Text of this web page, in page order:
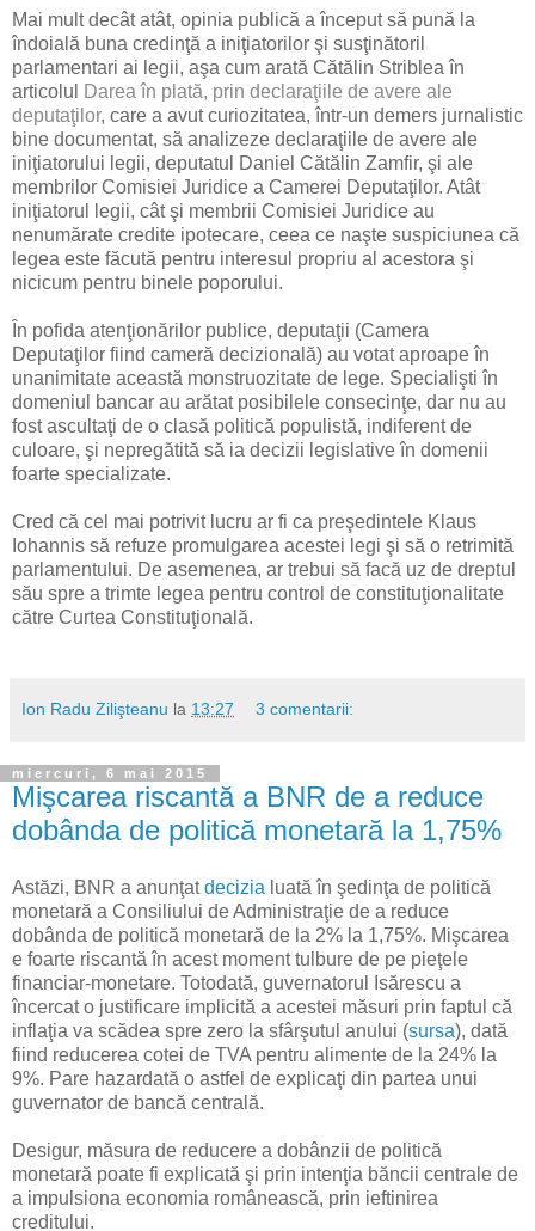
Mai mult decât atât, opinia publică a început să pună la
îndoială buna credinţă a iniţiatorilor şi susţinătoril
parlamentari ai legii, aşa cum arată Cătălin Striblea în
articolul
Darea în plată, prin declaraţiile de avere ale
deputaţilor, care a avut curiozitatea, într-un demers jurnalistic
bine documentat, să analizeze declaraţiile de avere ale
iniţiatorului legii, deputatul Daniel Cătălin Zamfir, şi ale
membrilor Comisiei Juridice a Camerei Deputaţilor. Atât
iniţiatorul legii, cât şi membrii Comisiei Juridice au
nenumărate credite ipotecare, ceea ce naşte suspiciunea că
legea este făcută pentru interesul propriu al acestora şi
nicicum pentru binele poporului.
În pofida atenţionărilor publice, deputaţii (Camera
Deputaţilor fiind cameră decizională) au votat aproape în
unanimitate această monstruozitate de lege. Specialişti în
domeniul bancar au arătat posibilele consecinţe, dar nu au
fost ascultaţi de o clasă politică populistă, indiferent de
culoare, şi nepregătită să ia decizii legislative în domenii
foarte specializate.
Cred că cel mai potrivit lucru ar fi ca preşedintele Klaus
Iohannis să refuze promulgarea acestei legi şi să o retrimită
parlamentului. De asemenea, ar trebui să facă uz de dreptul
său spre a trimte legea pentru control de constituţionalitate
către Curtea Constituţională.
Ion Radu Zilişteanu la 13:27 3 comentarii:
miercuri, 6 mai 2015
Mişcarea riscantă a BNR de a reduce
dobânda de politică monetară la 1,75%
Astăzi, BNR a anunţatdecizia luată în şedinţa de politică
monetară a Consiliului de Administraţie de a reduce
dobânda de politică monetară de la 2% la 1,75%. Mişcarea
e foarte riscantă în acest moment tulbure de pe pieţele
financiar-monetare. Totodată, guvernatorul Isărescu a
încercat o justificare implicită a acestei măsuri prin faptul că
inflaţia va scădea spre zero la sfârşutul anului (sursa), dată
fiind reducerea cotei de TVA pentru alimente de la 24% la
9%. Pare hazardată o astfel de explicaţi din partea unui
guvernator de bancă centrală.
Desigur, măsura de reducere a dobânzii de politică
monetară poate fi explicată şi prin intenţia băncii centrale de
a impulsiona economia românească, prin ieftinirea
creditului.